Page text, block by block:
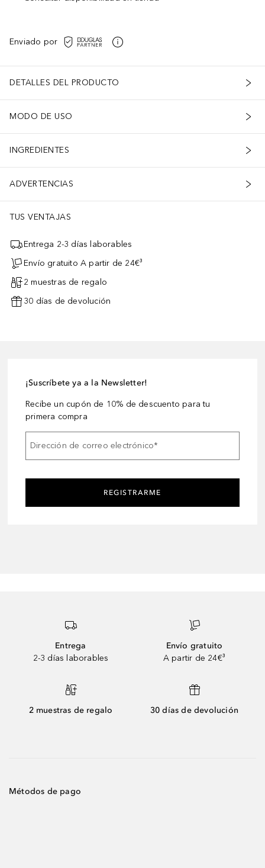
Enviado por
DETALLES DEL PRODUCTO
MODO DE USO
INGREDIENTES
ADVERTENCIAS
TUS VENTAJAS
Entrega 2-3 días laborables
Envío gratuito A partir de 24€³
2 muestras de regalo
30 días de devolución
¡Suscríbete ya a la Newsletter!
Recibe un cupón de 10% de descuento para tu
primera compra
Dirección de correo electrónico*
REGISTRARME
Entrega
2-3 días laborables
Envío gratuito
A partir de 24€³
2 muestras de regalo 30 días de devolución
Métodos de pago